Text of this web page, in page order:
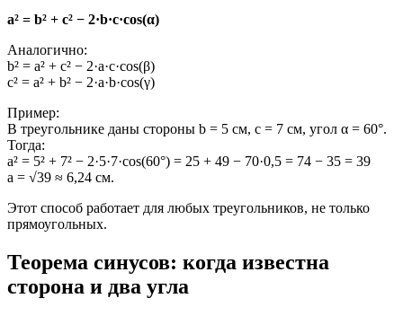
a² = b² + c² − 2·b·c·cos(α)
Аналогично:
b² = a² + c² − 2·a·c·cos(β)
c² = a² + b² − 2·a·b·cos(γ)
Пример:
В треугольнике даны стороны b = 5 см, c = 7 см, угол α = 60°.
Тогда:
a² = 5² + 7² − 2·5·7·cos(60°) = 25 + 49 − 70·0,5 = 74 − 35 = 39
a = √39 ≈ 6,24 см.
Этот способ работает для любых треугольников, не только
прямоугольных.
Теорема синусов: когда известна
сторона и два угла